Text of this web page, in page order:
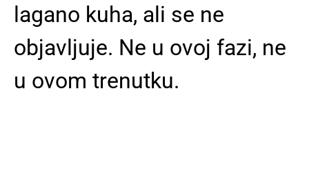
lagano kuha, ali se ne
objavljuje. Ne u ovoj fazi, ne
u ovom trenutku.